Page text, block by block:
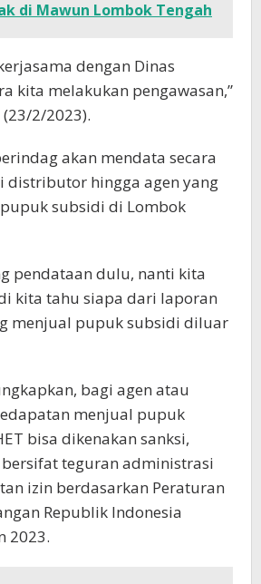
di Mawun Lombok Tengah
dengan Dinas
kita melakukan pengawasan,”
2/2023).
akan mendata secara
hingga agen yang
subsidi di Lombok
pendataan dulu, nanti kita
kita tahu siapa dari laporan
menjual pupuk subsidi diluar
bagi agen atau
menjual pupuk
bisa dikenakan sanksi,
teguran administrasi
izin berdasarkan Peraturan
Republik Indonesia
2023.